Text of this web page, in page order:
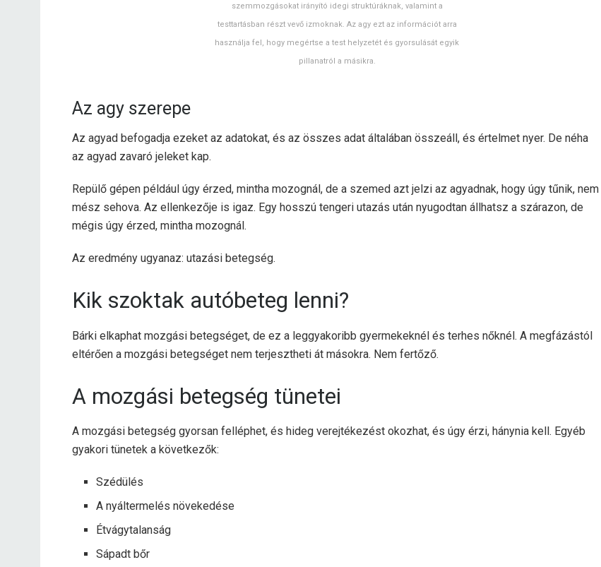
szemmozgásokat irányító idegi struktúráknak, valamint a
testtartásban részt vevő izmoknak. Az agy ezt az információt arra
használja fel, hogy megértse a test helyzetét és gyorsulását egyik
pillanatról a másikra.
Az agy szerepe
Az agyad befogadja ezeket az adatokat, és az összes adat általában összeáll, és értelmet nyer. De néha
az agyad zavaró jeleket kap.
Repülő gépen például úgy érzed, mintha mozognál, de a szemed azt jelzi az agyadnak, hogy úgy tűnik, nem
mész sehova. Az ellenkezője is igaz. Egy hosszú tengeri utazás után nyugodtan állhatsz a szárazon, de
mégis úgy érzed, mintha mozognál.
Az eredmény ugyanaz: utazási betegség.
Kik szoktak autóbeteg lenni?
Bárki elkaphat mozgási betegséget, de ez a leggyakoribb gyermekeknél és terhes nőknél. A megfázástól
eltérően a mozgási betegséget nem terjesztheti át másokra. Nem fertőző.
A mozgási betegség tünetei
A mozgási betegség gyorsan felléphet, és hideg verejtékezést okozhat, és úgy érzi, hánynia kell. Egyéb
gyakori tünetek a következők:
Szédülés
A nyáltermelés növekedése
Étvágytalanság
Sápadt bőr